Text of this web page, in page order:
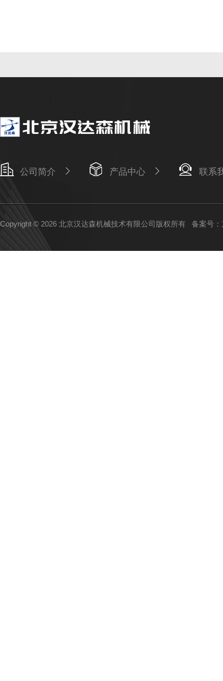
公司简介 产品中心 联系
Copyright © 2026 北京汉达森机械技术有限公司版权所有 备案号：